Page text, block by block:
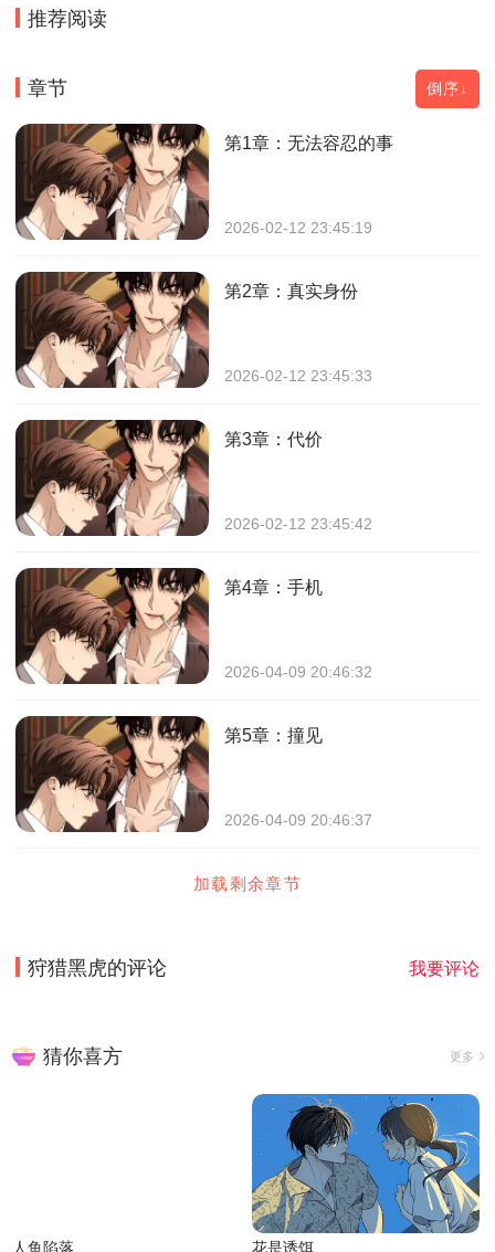
推荐阅读
章节 倒序↓
第1章：无法容忍的事
2026-02-12 23:45:19
第2章：真实身份
2026-02-12 23:45:33
第3章：代价
2026-02-12 23:45:42
第4章：手机
2026-04-09 20:46:32
第5章：撞见
2026-04-09 20:46:37
加载剩余章节
狩猎黑虎的评论 我要评论
猜你喜方 更多
人鱼陷落 花是诱饵